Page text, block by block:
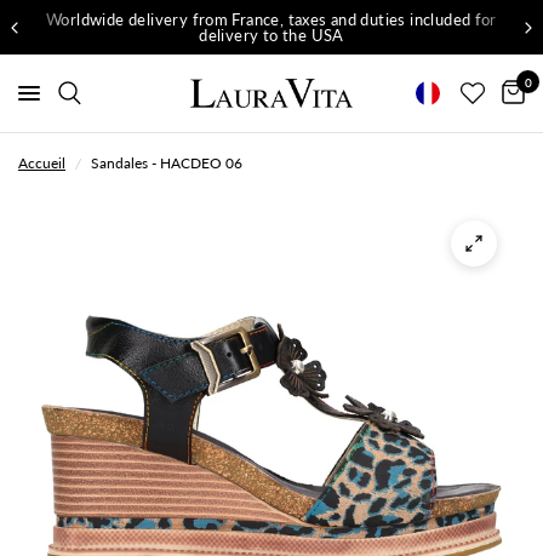
Worldwide delivery from France, taxes and duties included for
delivery to the USA
0
Accueil / Sandales - HACDEO 06